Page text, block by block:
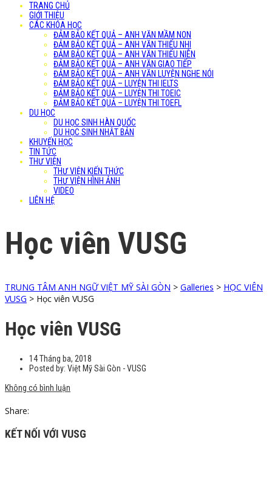
TRANG CHỦ
GIỚI THIỆU
CÁC KHÓA HỌC
ĐẢM BẢO KẾT QUẢ – ANH VĂN MẦM NON
ĐẢM BẢO KẾT QUẢ – ANH VĂN THIẾU NHI
ĐẢM BẢO KẾT QUẢ – ANH VĂN THIẾU NIÊN
ĐẢM BẢO KẾT QUẢ – ANH VĂN GIAO TIẾP
ĐẢM BẢO KẾT QUẢ – ANH VĂN LUYỆN NGHE NÓI
ĐẢM BẢO KẾT QUẢ – LUYỆN THI IELTS
ĐẢM BẢO KẾT QUẢ – LUYỆN THI TOEIC
ĐẢM BẢO KẾT QUẢ – LUYỆN THI TOEFL
DU HỌC
DU HỌC SINH HÀN QUỐC
DU HỌC SINH NHẬT BẢN
KHUYẾN HỌC
TIN TỨC
THƯ VIỆN
THƯ VIỆN KIẾN THỨC
THƯ VIỆN HÌNH ẢNH
VIDEO
LIÊN HỆ
Học viên VUSG
TRUNG TÂM ANH NGỮ VIỆT MỸ SÀI GÒN > Galleries > HỌC VIÊN
VUSG > Học viên VUSG
Học viên VUSG
14 Tháng ba, 2018
Posted by: Việt Mỹ Sài Gòn - VUSG
Không có bình luận
Share:
KẾT NỐI VỚI VUSG